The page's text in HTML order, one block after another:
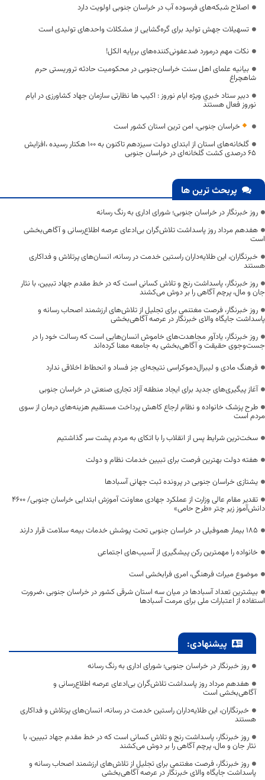
اصلاح شبکه‌های فرسوده آب در خراسان جنوبی اولویت دارد
تسهیلات جهش تولید برای گره‌گشایی از مشکلات واحدهای تولیدی است
نکات مهم درمورد ضدعفونی‌کننده‌های برپایه الکل!
بیانیه علمای اهل سنت خراسان‌جنوبی در محکومیت حادثه تروریستی حرم
شاهچراغ
دبير ستاد خبري ويژه ايام نوروز : اکیپ ها نظارتی سازمان جهاد کشاورزی در ایام
نوروز فعال هستند
خراسان جنوبی، امن ترین استان کشور است
گلخانه‌های استان از ابتدای دولت سیزدهم تاکنون به ۱۰۰ هکتار رسیده ،افزایش
۶۵ درصدی کشت گلخانه‌ای در خراسان جنوبی
پربحث ترین ها
روز خبرنگار در خراسان جنوبی؛ شورای اداری به رنگ رسانه
هفدهم مرداد روز پاسداشت تلاش‌گران بی‌ادعای عرصه اطلاع‌رسانی و آگاهی‌بخشی
است
خبرنگاران، این طلایه‌داران راستین خدمت در رسانه، انسان‌های پرتلاش و فداکاری
هستند
روز خبرنگار، پاسداشت رنج و تلاش کسانی است که در خط مقدم جهاد تبیین، با نثار
جان و مال، پرچم آگاهی را بر دوش می‌کشند
روز خبرنگار، فرصت مغتنمی برای تجلیل از تلاش‌های ارزشمند اصحاب رسانه و
پاسداشت جایگاه والای خبرنگار در عرصه آگاهی‌بخشی
روز خبرنگار، یادآور مجاهدت‌های خاموش انسان‌هایی است که رسالت خود را در
جست‌وجوی حقیقت و آگاهی‌بخشی به جامعه معنا کرده‌اند
فرهنگ مادی و لیبرال‌دموکراسی نتیجه‌ای جز فساد و انحطاط اخلاقی ندارد
آغاز پیگیری‌های جدید برای ایجاد منطقه آزاد تجاری صنعتی در خراسان جنوبی
طرح پزشک خانواده و نظام ارجاع کاهش پرداخت مستقیم هزینه‌های درمان از سوی
مردم است
سخت‌ترین شرایط پس از انقلاب را با اتکای به مردم پشت سر گذاشتیم
هفته دولت بهترین فرصت برای تبیین خدمات نظام و دولت
یشتازی خراسان جنوبی در پرونده ثبت جهانی آسبادها
تقدیر مقام عالی وزارت از عملکرد جهادی معاونت آموزش ابتدایی خراسان جنوبی/ ۴۶۰۰
دانش‌آموز زیر چتر «طرح حامی»
۱۸۵ بیمار هموفیلی در خراسان جنوبی تحت پوشش خدمات بیمه سلامت قرار دارند
خانواده را مهمترین رکن پیشگیری از آسیب‌های اجتماعی
موضوع میراث فرهنگی، امری فرابخشی است
بیشترین تعداد آسبادها در میان سه استان شرقی کشور در خراسان جنوبی ،ضرورت
استفاده از اعتبارات ملی برای مرمت آسبادها
پیشنهادی:
روز خبرنگار در خراسان جنوبی؛ شورای اداری به رنگ رسانه
هفدهم مرداد روز پاسداشت تلاش‌گران بی‌ادعای عرصه اطلاع‌رسانی و
آگاهی‌بخشی است
خبرنگاران، این طلایه‌داران راستین خدمت در رسانه، انسان‌های پرتلاش و فداکاری
هستند
روز خبرنگار، پاسداشت رنج و تلاش کسانی است که در خط مقدم جهاد تبیین، با
نثار جان و مال، پرچم آگاهی را بر دوش می‌کشند
روز خبرنگار، فرصت مغتنمی برای تجلیل از تلاش‌های ارزشمند اصحاب رسانه و
پاسداشت جایگاه والای خبرنگار در عرصه آگاهی‌بخشی